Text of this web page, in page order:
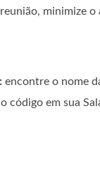
minimize
encontre o nome
código em sua